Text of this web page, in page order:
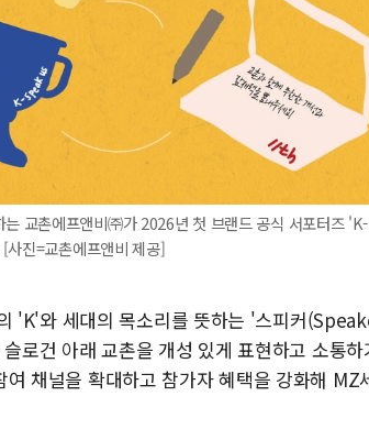
는 교촌에프앤비㈜가 2026년 첫 브랜드 공식 서포터즈
사진=교촌에프앤비 제공]
'K'와 세대의 목소리를 뜻하는 '스피커
로건 아래 교촌을 개성 있게 표현하고 소통하
채널을 확대하고 참가자 혜택을 강화해 MZ